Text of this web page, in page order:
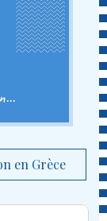
en Grèce